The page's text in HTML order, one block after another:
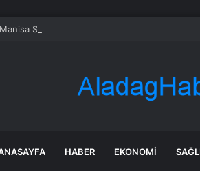
Manisa Saruhanlı’ya Büyükşehir’den tarımsal
HABER EKONOMI